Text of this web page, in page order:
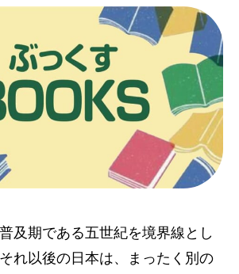
及期である五世紀を境界線とし
れ以後の日本は、まったく別の